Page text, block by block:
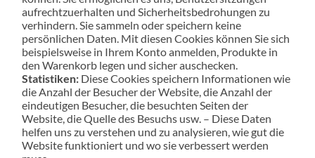
aufrechtzuerhalten und Sicherheitsbedrohungen zu
verhindern. Sie sammeln oder speichern keine
persönlichen Daten. Mit diesen Cookies können Sie sich
beispielsweise in Ihrem Konto anmelden, Produkte in
den Warenkorb legen und sicher auschecken.
Statistiken: Diese Cookies speichern Informationen wie
die Anzahl der Besucher der Website, die Anzahl der
eindeutigen Besucher, die besuchten Seiten der
Website, die Quelle des Besuchs usw. – Diese Daten
helfen uns zu verstehen und zu analysieren, wie gut die
Website funktioniert und wo sie verbessert werden